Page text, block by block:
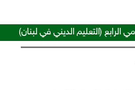
الرابع (التعليم الديني في لبنان)